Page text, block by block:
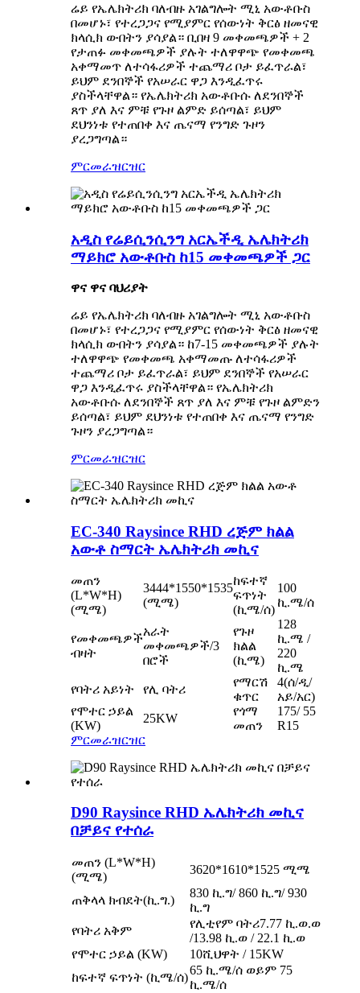
ሬይ የኤሌክትሪክ ባለብዙ አገልግሎት ሚኒ አውቶቡስ
በመሆኑ፣ የተረጋጋና የሚያምር የሰውነት ቅርፅ ዘመናዊ
ክላሲክ ውበትን ያሳያል። ቢበዛ 9 መቀመጫዎች + 2
የታጠፉ መቀመጫዎች ያሉት ተለዋዋጭ የመቀመጫ
አቀማመጥ ለተሳፋሪዎች ተጨማሪ ቦታ ይፈጥራል፣
ይህም ደንበኞች የአሠራር ዋጋ እንዲፈጥሩ
ያስችላቸዋል። የኤሌክትሪክ አውቶቡሱ ለደንበኞች
ጸጥ ያለ እና ምቹ የጉዞ ልምድ ይሰጣል፣ ይህም
ደህንነቱ የተጠበቀ እና ጤናማ የንግድ ጉዞን
ያረጋግጣል።
ምርመራዝርዝር
አዲስ የሬይሲንሲንግ አርኤችዲ ኤሌክትሪክ
ማይክሮ አውቶቡስ ከ15 መቀመጫዎች ጋር
ዋና ዋና ባህሪያት
ሬይ የኤሌክትሪክ ባለብዙ አገልግሎት ሚኒ አውቶቡስ
በመሆኑ፣ የተረጋጋና የሚያምር የሰውነት ቅርፅ ዘመናዊ
ክላሲክ ውበትን ያሳያል። ከ7-15 መቀመጫዎች ያሉት
ተለዋዋጭ የመቀመጫ አቀማመጡ ለተሳፋሪዎች
ተጨማሪ ቦታ ይፈጥራል፣ ይህም ደንበኞች የአሠራር
ዋጋ እንዲፈጥሩ ያስችላቸዋል። የኤሌክትሪክ
አውቶቡሱ ለደንበኞች ጸጥ ያለ እና ምቹ የጉዞ ልምድን
ይሰጣል፣ ይህም ደህንነቱ የተጠበቀ እና ጤናማ የንግድ
ጉዞን ያረጋግጣል።
ምርመራዝርዝር
EC-340 Raysince RHD ረጅም ክልል
አውቶ ስማርት ኤሌክትሪክ መኪና
መጠን
(L*W*H)
(ሚሜ)
3444*1550*1535
(ሚሜ)
ከፍተኛ
ፍጥነት
(ኪሜ/ሰ)
100
ኪ.ሜ/ሰ
የመቀመጫዎች
ብዛት
አራት
መቀመጫዎች/3
በሮች
የጉዞ
ክልል
(ኪሜ)
128
ኪ.ሜ /
220
ኪ.ሜ
የባትሪ አይነት
የሊ ባትሪ
የማርሽ
ቁጥር
4(ሰ/ዲ/
አይ/አር)
የሞተር ኃይል
(KW)
25KW
የጎማ
መጠን
175/ 55
R15
ምርመራዝርዝር
D90 Raysince RHD ኤሌክትሪክ መኪና
በቻይና የተሰራ
መጠን (L*W*H)
(ሚሜ)
3620*1610*1525 ሚሜ
ጠቅላላ ክብደት(ኪ.ግ.)
830 ኪ.ግ/ 860 ኪ.ግ/ 930
ኪ.ግ
የባትሪ አቅም
የሊቲየም ባትሪ7.77 ኪ.ወ.ወ
/13.98 ኪ.ወ / 22.1 ኪ.ወ
የሞተር ኃይል (KW)
10ሺህዋት / 15KW
ከፍተኛ ፍጥነት (ኪሜ/ሰ)
65 ኪ.ሜ/ሰ ወይም 75
ኪ.ሜ/ሰ